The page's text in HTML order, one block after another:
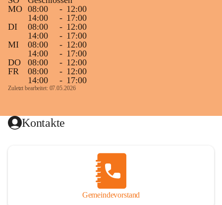
MO 08:00 - 12:00
14:00
- 17:00
DI
08:00 - 12:00
14:00
- 17:00
MI
08:00 - 12:00
14:00
- 17:00
DO
08:00 - 12:00
FR
08:00 - 12:00
14:00
- 17:00
Zuletzt bearbeitet: 07.05.2026
Kontakte
Gemeindevorstand